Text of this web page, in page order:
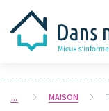
MAISON